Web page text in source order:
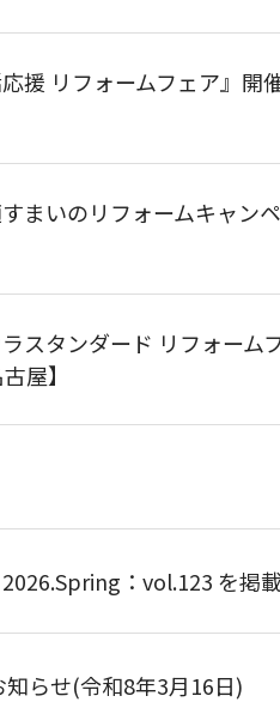
援 リフォームフェア』開
まいのリフォームキャン
スタンダード リフォーム
屋】
：vol.123 を掲載
らせ(令和8年3月16日)